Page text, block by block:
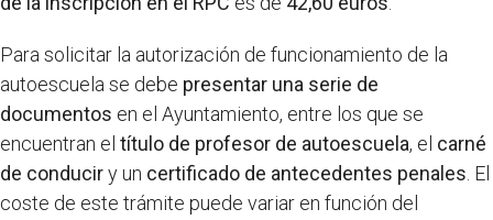
Para solicitar la autorización de funcionamiento de la
autoescuela se debe presentar una serie de
documentos en el Ayuntamiento, entre los que se
encuentran el título de profesor de autoescuela, el carné
de conduciry un certificado de antecedentes penales . El
coste de este trámite puede variar en función del